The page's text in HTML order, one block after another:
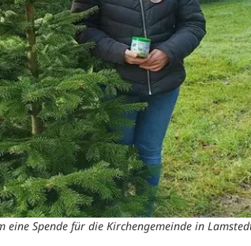
Spende für die Kirchengemeinde in